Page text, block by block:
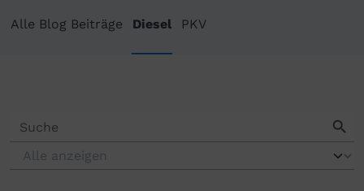
Alle Blog Beiträge Diesel PKV
for: